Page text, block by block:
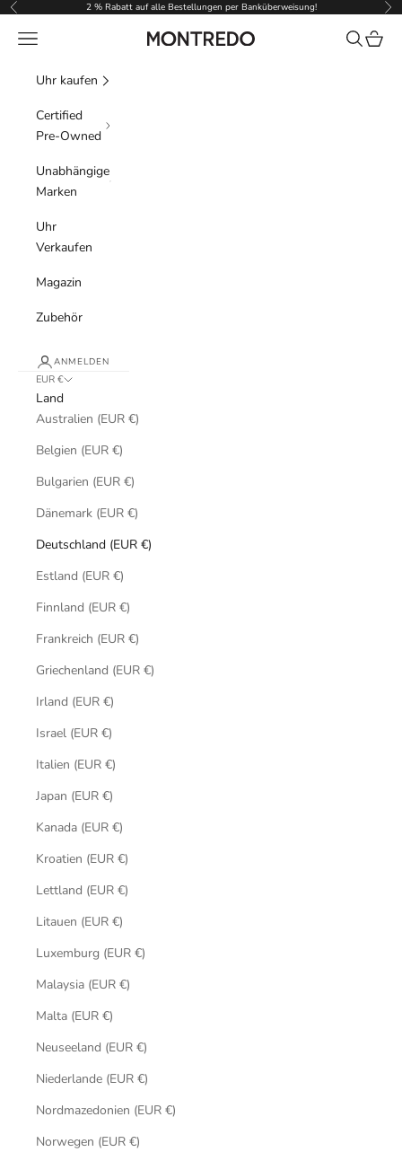
Zum Inhalt springen
Zurück 2 % Rabatt auf alle Bestellungen per Banküberweisung! Vor
Montredo
Menü Suchen
Uhr kaufen
Certified
Pre-Owned
Unabhängige
Marken
Uhr
Verkaufen
Magazin
Zubehör
ANMELDEN
EUR €
Land
Australien (EUR €)
Belgien (EUR €)
Bulgarien (EUR €)
Dänemark (EUR €)
Deutschland (EUR €)
Estland (EUR €)
Finnland (EUR €)
Frankreich (EUR €)
Griechenland (EUR €)
Irland (EUR €)
Israel (EUR €)
Italien (EUR €)
Japan (EUR €)
Kanada (EUR €)
Kroatien (EUR €)
Lettland (EUR €)
Litauen (EUR €)
Luxemburg (EUR €)
Malaysia (EUR €)
Malta (EUR €)
Neuseeland (EUR €)
Niederlande (EUR €)
Nordmazedonien (EUR €)
Norwegen (EUR €)